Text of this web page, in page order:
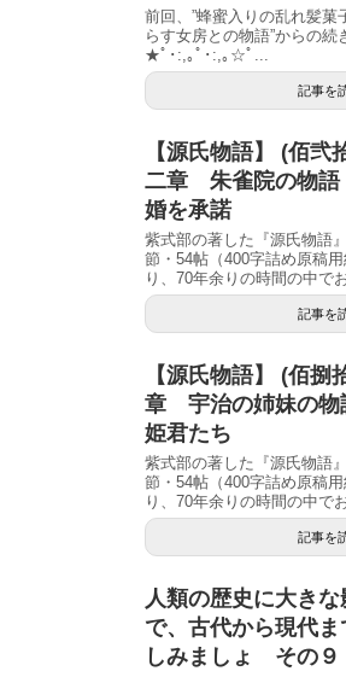
前回、”蜂蜜入りの乱れ髪菓
らす女房との物語”からの
★ﾟ･:,｡ﾟ･:,｡☆ﾟ...
記事を
【源氏物語】 (佰
二章 朱雀院の物
婚を承諾
紫式部の著した『源氏物語
節・54帖（400字詰め原稿
り、70年余りの時間の中で
記事を
【源氏物語】 (佰
章 宇治の姉妹の
姫君たち
紫式部の著した『源氏物語
節・54帖（400字詰め原稿
り、70年余りの時間の中で
記事を
人類の歴史に大き
で、古代から現代
しみましょ その９